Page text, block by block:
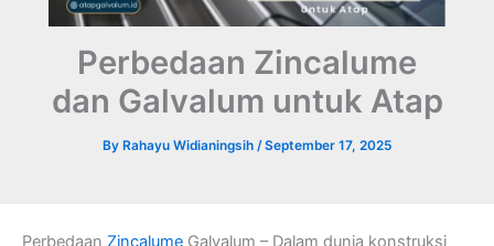
Perbedaan Zincalume
dan Galvalum untuk Atap
By Rahayu Widianingsih /September 17, 2025
Perbedaan Zincalume Galvalum – Dalam dunia konstruksi